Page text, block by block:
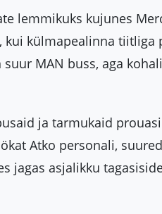
lemmikuks kujunes
kui külmapealinna tiitliga
MAN buss, aga
ja tarmukaid
Atko personali,
jagas asjalikku